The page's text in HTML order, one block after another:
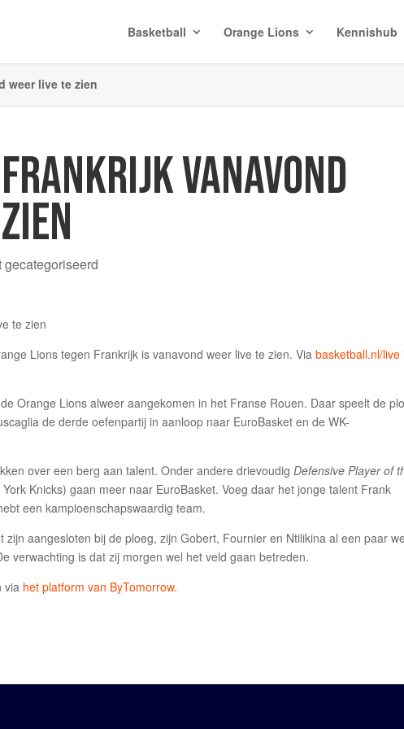
Basketball Orange Lions Kennishub
weer live te zien
VANAVOND
gecategoriseerd
Lions tegen Frankrijk is vanavond weer live te zien. Viabasketball.nl/live
Orange Lions alweer aangekomen in het Franse Rouen. Daar speelt de
de derde oefenpartij in aanloop naar EuroBasket en de WK-
over een berg aan talent. Onder andere drievoudigDefensive Player of
Knicks) gaan meer naar EuroBasket. Voeg daar het jonge talent Frank
een kampioenschapswaardig team.
aangesloten bij de ploeg, zijn Gobert, Fournier en Ntilikina al een paar
verwachting is dat zij morgen wel het veld gaan betreden.
via het platform van ByTomorrow.